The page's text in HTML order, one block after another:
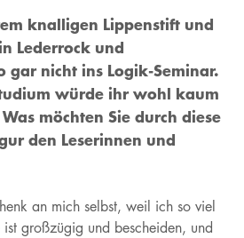
knalligen Lippenstift und
Lederrock und
gar nicht ins Logik-Seminar.
würde ihr wohl kaum
Was möchten Sie durch diese
den Leserinnen und
an mich selbst, weil ich so viel
großzügig und bescheiden, und